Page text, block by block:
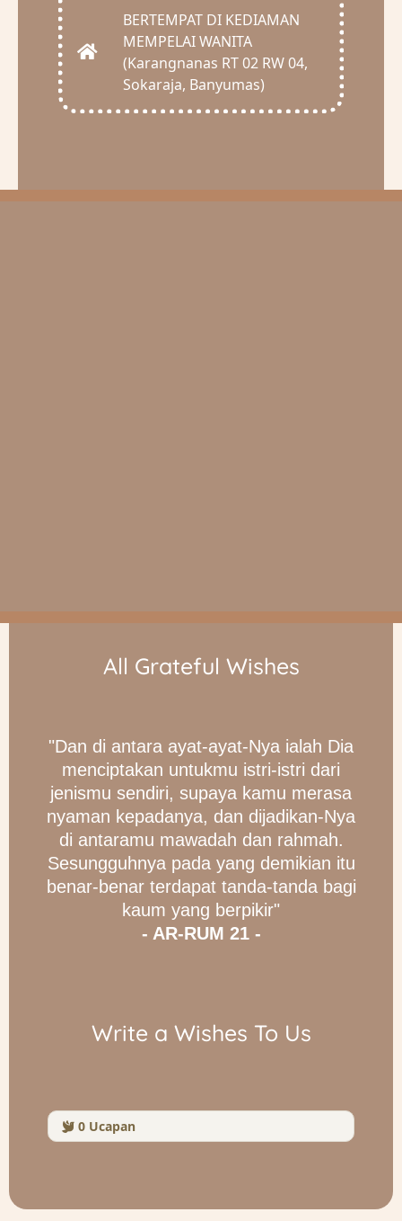
BERTEMPAT DI KEDIAMAN
MEMPELAI WANITA
(Karangnanas RT 02 RW 04,
Sokaraja, Banyumas)
Write a Wishes To Us
0 Ucapan
All Grateful Wishes
"Dan di antara ayat-ayat-Nya ialah Dia
menciptakan untukmu istri-istri dari
jenismu sendiri, supaya kamu merasa
nyaman kepadanya, dan dijadikan-Nya
di antaramu mawadah dan rahmah.
Sesungguhnya pada yang demikian itu
benar-benar terdapat tanda-tanda bagi
kaum yang berpikir"
- AR-RUM 21 -